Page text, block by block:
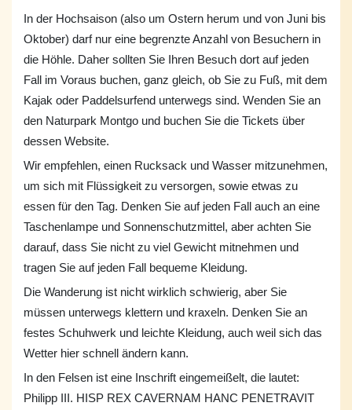
In der Hochsaison (also um Ostern herum und von Juni bis
Oktober) darf nur eine begrenzte Anzahl von Besuchern in
die Höhle. Daher sollten Sie Ihren Besuch dort auf jeden
Fall im Voraus buchen, ganz gleich, ob Sie zu Fuß, mit dem
Kajak oder Paddelsurfend unterwegs sind. Wenden Sie an
den Naturpark Montgo und buchen Sie die Tickets über
dessen Website.
Wir empfehlen, einen Rucksack und Wasser mitzunehmen,
um sich mit Flüssigkeit zu versorgen, sowie etwas zu
essen für den Tag. Denken Sie auf jeden Fall auch an eine
Taschenlampe und Sonnenschutzmittel, aber achten Sie
darauf, dass Sie nicht zu viel Gewicht mitnehmen und
tragen Sie auf jeden Fall bequeme Kleidung.
Die Wanderung ist nicht wirklich schwierig, aber Sie
müssen unterwegs klettern und kraxeln. Denken Sie an
festes Schuhwerk und leichte Kleidung, auch weil sich das
Wetter hier schnell ändern kann.
In den Felsen ist eine Inschrift eingemeißelt, die lautet:
Philipp III. HISP REX CAVERNAM HANC PENETRAVIT